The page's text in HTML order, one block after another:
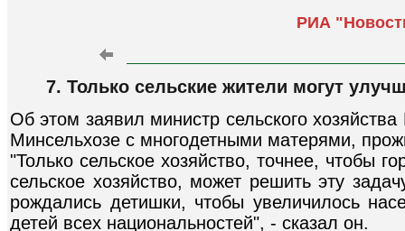
РИА
7. Только сельские жители могут
Об этом заявил министр сельского
Минсельхозе с многодетными матерями,
"Только сельское хозяйство, точнее, чтобы
сельское хозяйство, может решить эту
рождались детишки, чтобы увеличилось
детей всех национальностей", - сказал он.